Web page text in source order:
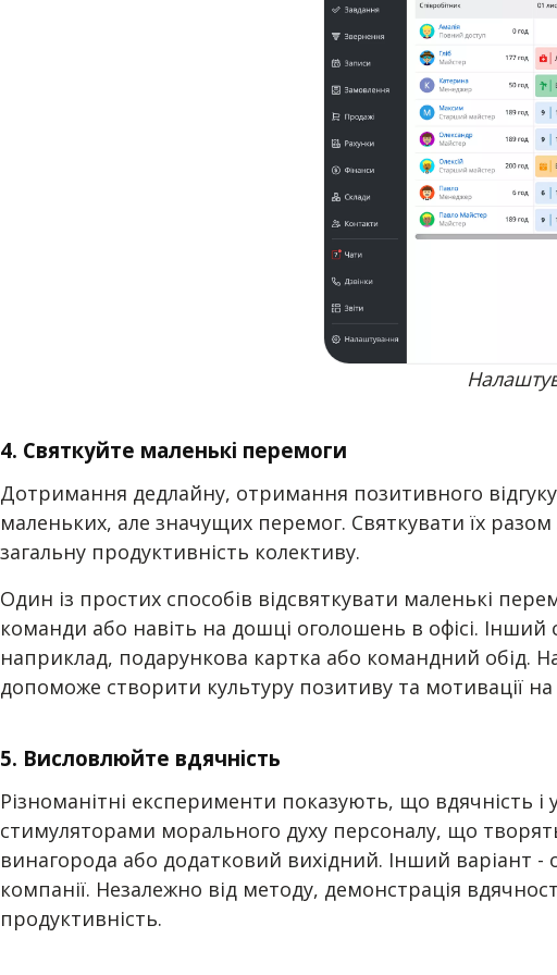
4. Святкуйте маленькі перемоги
Дотримання дедлайну, отримання позитивного відгуку
маленьких, але значущих перемог. Святкувати їх
загальну продуктивність колективу.
Один із простих способів відсвяткувати маленькі
команди або навіть на дошці оголошень в офісі.
наприклад, подарункова картка або командний обід.
допоможе створити культуру позитиву та мотивації на
5. Висловлюйте вдячність
Різноманітні експерименти показують, що вдячність і
стимуляторами морального духу персоналу, що
винагорода або додатковий вихідний. Інший варіант
компанії. Незалежно від методу, демонстрація
продуктивність.